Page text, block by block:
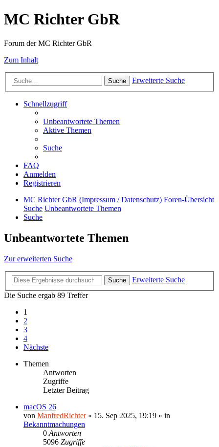
MC Richter GbR
Forum der MC Richter GbR
Zum Inhalt
Suche Erweiterte Suche
Schnellzugriff
Unbeantwortete Themen
Aktive Themen
Suche
FAQ
Anmelden
Registrieren
MC Richter GbR (Impressum / Datenschutz) Foren-Übersicht
Suche Unbeantwortete Themen
Suche
Unbeantwortete Themen
Zur erweiterten Suche
Suche
Erweiterte Suche
Die Suche ergab 89 Treffer
1
2
3
4
Nächste
Themen
Antworten
Zugriffe
Letzter Beitrag
macOS 26
von ManfredRichter» 15. Sep 2025, 19:19 » in
Bekanntmachungen
0 Antworten
5096 Zugriffe